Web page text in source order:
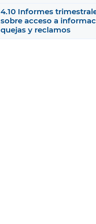
4.10 Informes
sobre acceso a
quejas y reclamos